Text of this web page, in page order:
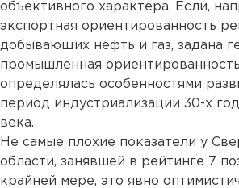
объективного характера. Если,
экспортная ориентированность
добывающих нефть и газ, задана
промышленная
определялась особенностями
период индустриализации 30-х
века.
Не самые плохие показатели у
области, занявшей в рейтинге 7
крайней мере, это явно